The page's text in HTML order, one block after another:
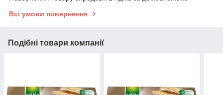
Всі умови повернення
Подібні товари компанії